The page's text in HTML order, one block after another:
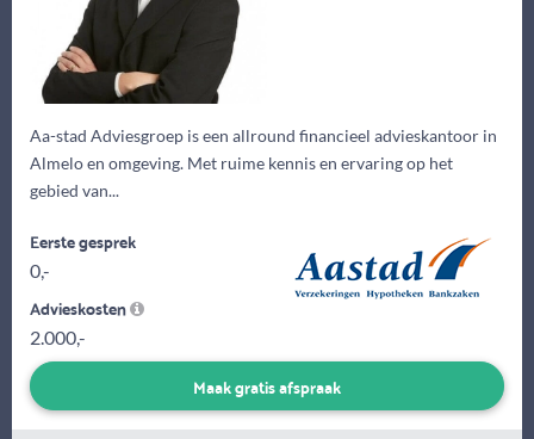
Aa-stad Adviesgroep is een allround financieel advieskantoor in
Almelo en omgeving. Met ruime kennis en ervaring op het
gebied van...
Eerste gesprek
0,-
Advieskosten
2.000,-
Maak gratis afspraak